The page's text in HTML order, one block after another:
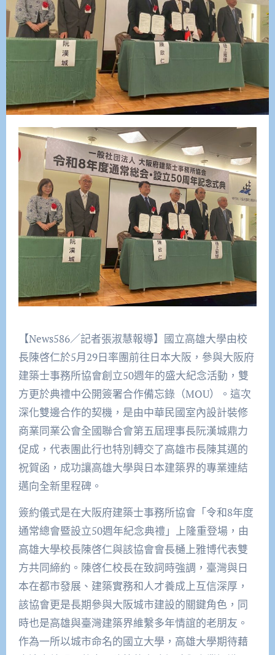
【News586／記者張淑慧報導】國立高雄大學由校
長陳啓仁於5月29日率團前往日本大阪，參與大阪府
建築士事務所協會創立50週年的盛大紀念活動，雙
方更於典禮中公開簽署合作備忘錄（MOU）。這次
深化雙邊合作的契機，是由中華民國室內設計裝修
商業同業公會全國聯合會第五屆理事長阮漢城鼎力
促成，代表團此行也特別轉交了高雄市長陳其邁的
祝賀函，成功讓高雄大學與日本建築界的專業連結
邁向全新里程碑。
簽約儀式是在大阪府建築士事務所協會「令和8年度
通常總會暨設立50週年紀念典禮」上隆重登場，由
高雄大學校長陳啓仁與該協會會長樋上雅博代表雙
方共同締約。陳啓仁校長在致詞時強調，臺灣與日
本在都市發展、建築實務和人才養成上互信深厚，
該協會更是長期參與大阪城市建設的關鍵角色，同
時也是高雄與臺灣建築界維繫多年情誼的老朋友。
作為一所以城市命名的國立大學，高雄大學期待藉